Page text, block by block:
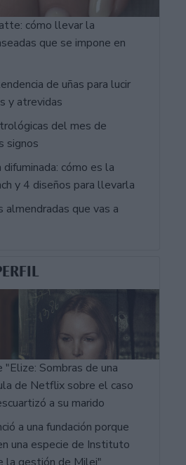
cómo llevar la
que se impone en
de uñas para lucir
y atrevidas
del mes de
signos
difuminada: cómo es la
y 4 diseños para llevarla
almendradas que vas a
"Elize: Sombras de una
de Netflix sobre el caso
a su marido
a una fundación porque
una especie de Instituto